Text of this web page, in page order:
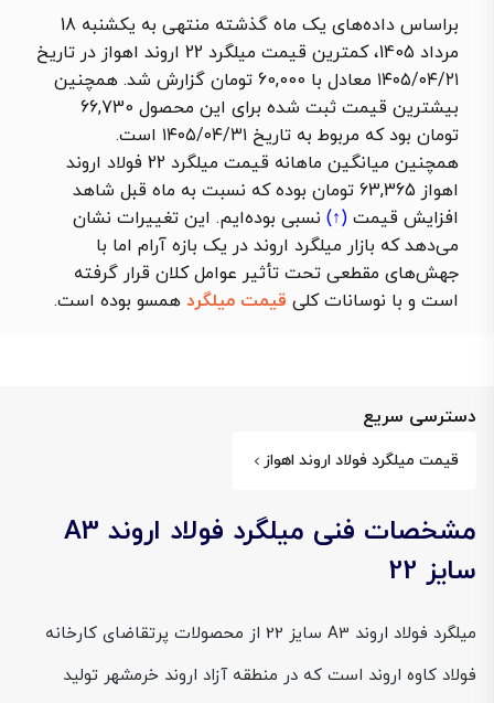
براساس داده‌های یک ماه گذشته منتهی به یکشنبه 18
مرداد 1405، کمترین قیمت میلگرد 22 اروند اهواز در تاریخ
۱۴۰۵/۰۴/۲۱ معادل با 60,000 تومان گزارش شد. همچنین
بیشترین قیمت ثبت شده برای این محصول 66,730
تومان بود که مربوط به تاریخ ۱۴۰۵/۰۴/۳۱ است.
همچنین میانگین ماهانه قیمت میلگرد 22 فولاد اروند
اهواز 63,365 تومان بوده که نسبت به ماه قبل شاهد
افزایش قیمت (↑) نسبی بوده‌ایم. این تغییرات نشان
می‌دهد که بازار میلگرد اروند در یک بازه آرام اما با
جهش‌های مقطعی تحت تأثیر عوامل کلان قرار گرفته
است و با نوسانات کلی قیمت میلگرد همسو بوده است.
دسترسی سریع
قیمت میلگرد فولاد اروند اهواز
مشخصات فنی میلگرد فولاد اروند A3
سایز 22
میلگرد فولاد اروند A3 سایز 22 از محصولات پرتقاضای کارخانه
فولاد کاوه اروند است که در منطقه آزاد اروند خرمشهر تولید